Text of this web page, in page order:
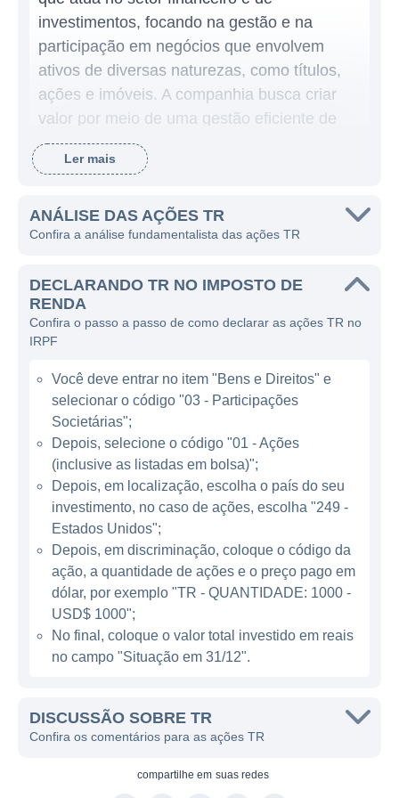
investimentos, focando na gestão e na
participação em negócios que envolvem
ativos de diversas naturezas, como títulos,
ações e imóveis. A companhia busca criar
valor por meio de uma gestão eficiente de
seus recursos, visando maximizar os
retornos para seus acionistas e investidores.
Os principais segmentos de atuação da TR
envolvem a aquisição e a administração de
como investimentos diretos em ativos
financeiros. A empresa tem um portfólio
diversificado que abrange diferentes setores
da economia, o que permite reduzir riscos e
otimizar oportunidades de ganhos para a
companhia.
ATUAÇÃO DA TR PARTICIPAÇÕES
A TR Participações é conhecida por sua
estratégia de investimentos em empresas de
crescimento, focando naquelas que têm
potencial de valorização e geração de lucros
a longo prazo. A empresa procura
constantemente por oportunidades no
mercado que possam ser aproveitadas para
compor seu portfólio, buscando um equilíbrio
A companhia também é conhecida por seu
compromisso com práticas de governança
Ler mais
ANÁLISE DAS AÇÕES TR
Confira a análise fundamentalista das ações TR
DECLARANDO TR NO IMPOSTO DE
RENDA
Confira o passo a passo de como declarar as ações TR no
IRPF
Você deve entrar no item "Bens e Direitos" e
selecionar o código "03 - Participações
Societárias";
Depois, selecione o código "01 - Ações
(inclusive as listadas em bolsa)";
Depois, em localização, escolha o país do seu
investimento, no caso de ações, escolha "249 -
Estados Unidos";
Depois, em discriminação, coloque o código da
ação, a quantidade de ações e o preço pago em
dólar, por exemplo "TR - QUANTIDADE: 1000 -
USD$ 1000";
No final, coloque o valor total investido em reais
no campo "Situação em 31/12".
DISCUSSÃO SOBRE TR
Confira os comentários para as ações TR
compartilhe em suas redes